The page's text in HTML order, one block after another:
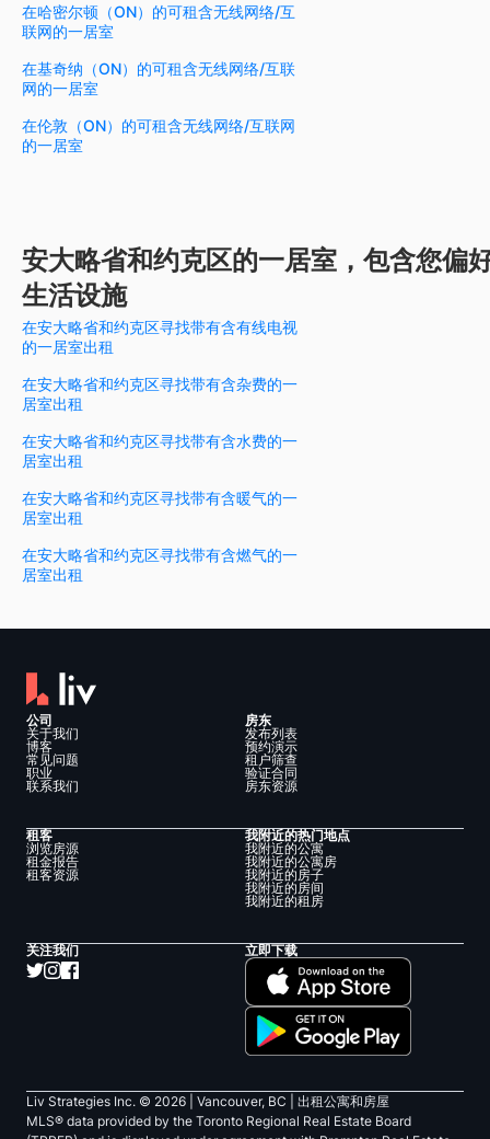
在哈密尔顿（ON）的可租含无线网络/互
联网的一居室
在基奇纳（ON）的可租含无线网络/互联
网的一居室
在伦敦（ON）的可租含无线网络/互联网
的一居室
安大略省和约克区的一居室，包含您偏
生活设施
在安大略省和约克区寻找带有含有线电视
的一居室出租
在安大略省和约克区寻找带有含杂费的一
居室出租
在安大略省和约克区寻找带有含水费的一
居室出租
在安大略省和约克区寻找带有含暖气的一
居室出租
在安大略省和约克区寻找带有含燃气的一
居室出租
公司
关于我们
博客
常见问题
职业
联系我们
房东
发布列表
预约演示
租户筛查
验证合同
房东资源
租客
浏览房源
租金报告
租客资源
我附近的热门地点
我附近的公寓
我附近的公寓房
我附近的房子
我附近的房间
我附近的租房
关注我们 立即下载
Liv Strategies Inc. © 2026 | Vancouver, BC |
出租公寓和房屋
MLS® data provided by the Toronto Regional Real Estate Board